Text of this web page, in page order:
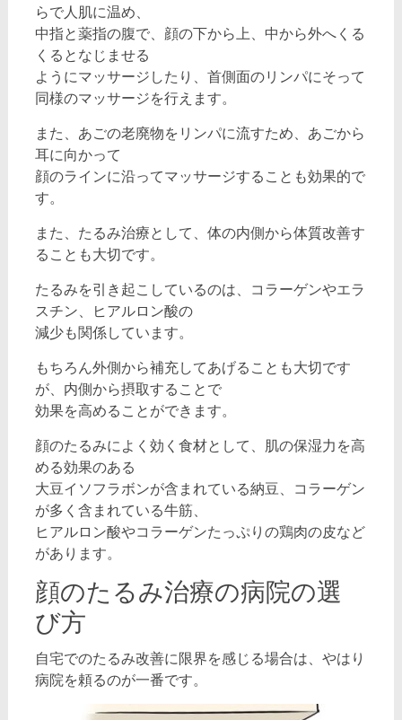
らで人肌に温め、
中指と薬指の腹で、顔の下から上、中から外へくる
くるとなじませる
ようにマッサージしたり、首側面のリンパにそって
同様のマッサージを行えます。
また、あごの老廃物をリンパに流すため、あごから
耳に向かって
顔のラインに沿ってマッサージすることも効果的で
す。
また、たるみ治療として、体の内側から体質改善す
ることも大切です。
たるみを引き起こしているのは、コラーゲンやエラ
スチン、ヒアルロン酸の
減少も関係しています。
もちろん外側から補充してあげることも大切です
が、内側から摂取することで
効果を高めることができます。
顔のたるみによく効く食材として、肌の保湿力を高
める効果のある
大豆イソフラボンが含まれている納豆、コラーゲン
が多く含まれている牛筋、
ヒアルロン酸やコラーゲンたっぷりの鶏肉の皮など
があります。
顔のたるみ治療の病院の選
び方
自宅でのたるみ改善に限界を感じる場合は、やはり
病院を頼るのが一番です。